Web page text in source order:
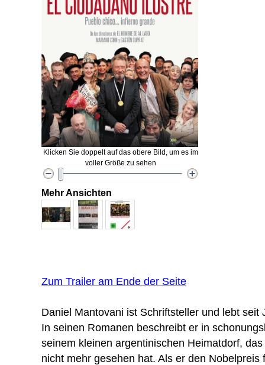
Klicken Sie doppelt auf das obere Bild, um es im
voller Größe zu sehen
Mehr Ansichten
Zum Trailer am Ende der Seite
Daniel Mantovani ist Schriftsteller und lebt seit
In seinen Romanen beschreibt er in
seinem kleinen argentinischen Heimatdorf,
nicht mehr gesehen hat. Als er den